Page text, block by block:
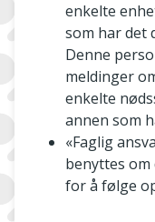
enkelte
som har det
Denne
meldinger
enkelte
annen som
«Faglig
benyttes
for å følge